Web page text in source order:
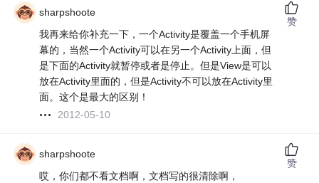
sharpshoote
我再来给你补充一下，一个Activity是覆盖一个手机屏
幕的，当然一个Activity可以在另一个Activity上面，但
是下面的Activity就暂停或者是停止。但是View是可以
放在Activity里面的，但是Activity不可以放在Activity里
面。这个是最大的区别！
2012-05-10
赞
sharpshoote
哎，你们都不看文档啊，文档写的很清除啊，
赞